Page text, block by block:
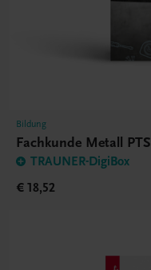
Bildung
Fachkunde Metall PTS
TRAUNER-DigiBox
€ 18,52